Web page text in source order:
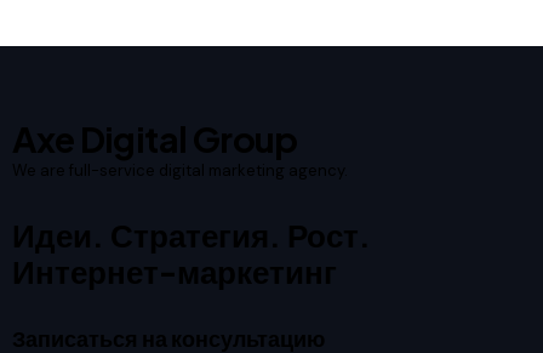
Axe Digital Group
We are full-service digital marketing agency.
Идеи. Стратегия. Рост.
Интернет-маркетинг
Записаться на консультацию